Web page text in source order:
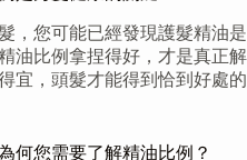
，您可能已經發現護髮精油是
油比例拿捏得好，才是真正解
宜，頭髮才能得到恰到好處的
何您需要了解精油比例？